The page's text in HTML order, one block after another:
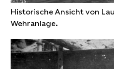
Historische Ansicht von
Wehranlage.